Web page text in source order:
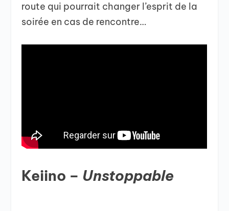
route qui pourrait changer l’esprit de la
soirée en cas de rencontre…
Keiino – Unstoppable